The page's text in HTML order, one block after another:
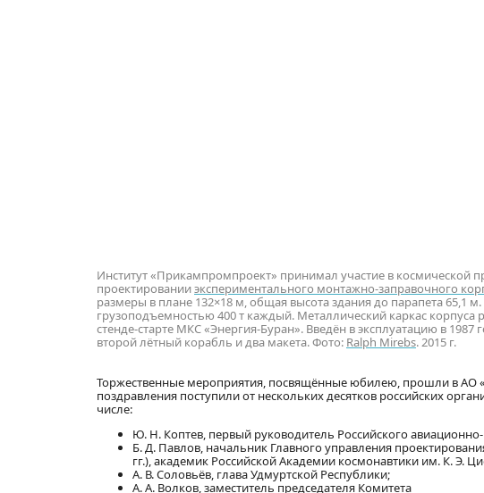
Институт «Прикампромпроект» принимал участие в космической
проектированииэкспериментального монтажно-заправочного
размеры в плане 132×18 м, общая высота здания до парапета 65,1
грузоподъемностью 400 т каждый. Металлический каркас корпуса
стенде-старте МКС «Энергия-Буран». Введён в эксплуатацию в
второй лётный корабль и два макета. Фото: Ralph Mirebs. 2015 г.
Торжественные мероприятия, посвящённые юбилею, прошли в АО
поздравления поступили от нескольких десятков российских
числе:
Ю. Н. Коптев, первый руководитель Российского авиационно-
Б. Д. Павлов, начальник Главного управления
гг.), академик Российской Академии космонавтики им. К. Э.
А. В. Соловьёв, глава Удмуртской Республики;
А. А. Волков, заместитель председателя Комитета